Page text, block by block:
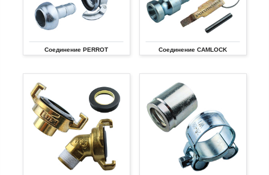
Соединение PERROT Соединение CAMLOCK